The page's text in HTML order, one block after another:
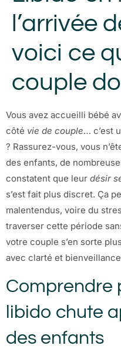
l’arrivée
voici ce
couple
Vous avez accueilli bébé
côté vie de couple… c’est
? Rassurez-vous, vous
des enfants, de
constatent que leur désir
s’est fait plus discret. Ça
malentendus, voire du
traverser cette période
votre couple s’en sorte
avec clarté et
Comprendre
libido chute
des enfants